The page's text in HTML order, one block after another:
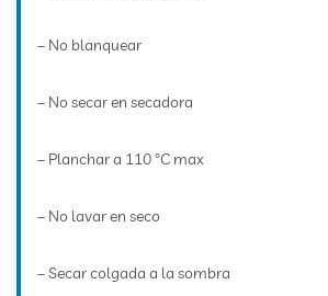
– No blanquear
– No secar en secadora
– Planchar a 110 °C max
– No lavar en seco
– Secar colgada a la sombra